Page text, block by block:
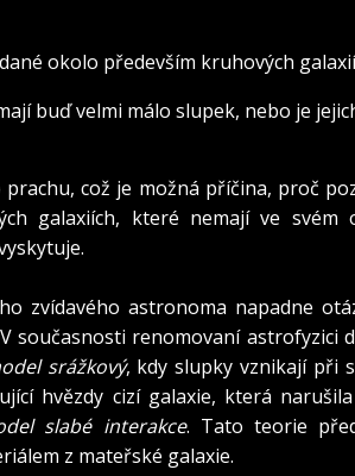
okolo především kruhových
buď velmi málo slupek, nebo je
což je možná příčina, proč
galaxiích, které nemají ve svém
zvídavého astronoma napadne
současnosti renomovaní astrofyzici
srážkový, kdy slupky vznikají při
hvězdy cizí galaxie, která
slabé interakce. Tato teorie
z mateřské galaxie.